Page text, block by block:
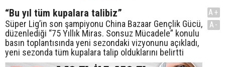
“Bu yıl tüm kupalara talibiz”
Süper Lig’in son şampiyonu China Bazaar Gençlik Gücü,
düzenlediği “75 Yıllık Miras. Sonsuz Mücadele” konulu
basın toplantısında yeni sezondaki vizyonunu açıkladı,
yeni sezonda tüm kupalara talip olduklarını belirtti
A+
A-